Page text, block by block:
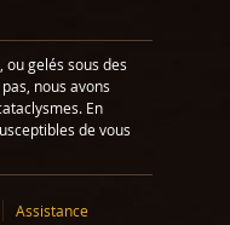
gelés sous des
nous avons
En
de vous
Assistance